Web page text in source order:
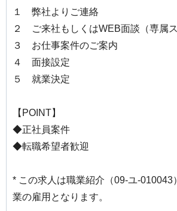
１ 弊社よりご連絡
２ ご来社もしくはWEB面談（専属ス
３ お仕事案件のご案内
４ 面接設定
５ 就業決定
【POINT】
◆正社員案件
◆転職希望者歓迎
* この求人は職業紹介（09-ユ-010043
業の雇用となります。